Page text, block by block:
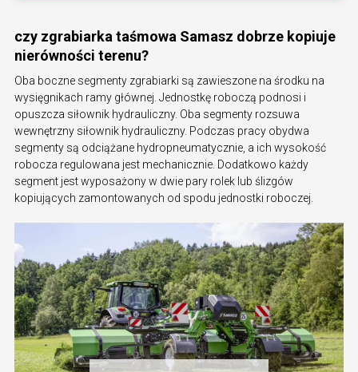
czy zgrabiarka taśmowa Samasz dobrze kopiuje
nierówności terenu?
Oba boczne segmenty zgrabiarki są zawieszone na środku na
wysięgnikach ramy głównej. Jednostkę roboczą podnosi i
opuszcza siłownik hydrauliczny. Oba segmenty rozsuwa
wewnętrzny siłownik hydrauliczny. Podczas pracy obydwa
segmenty są odciążane hydropneumatycznie, a ich wysokość
robocza regulowana jest mechanicznie. Dodatkowo każdy
segment jest wyposażony w dwie pary rolek lub ślizgów
kopiujących zamontowanych od spodu jednostki roboczej.